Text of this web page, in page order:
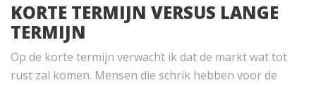
KORTE TERMIJN VERSUS LANGE
TERMIJN
Op de korte termijn verwacht ik dat de markt wat tot
rust zal komen. Mensen die schrik hebben voor de